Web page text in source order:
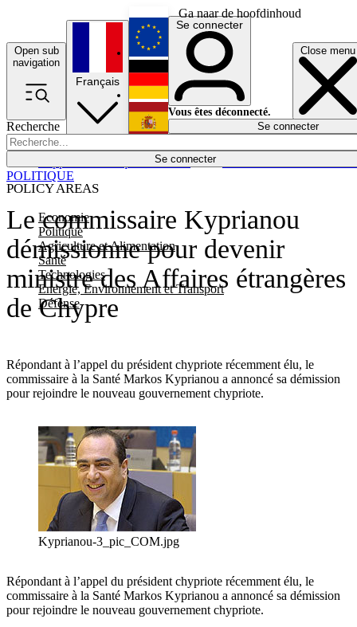
Ga naar de hoofdinhoud
Open sub
navigation
Close menu
Recherche
Se connecter
POLICY AREAS
Economie
Politique
Agriculture et Alimentation
Santé
Technologies
Energie, Environnement et Transport
Défense
Économie
Français
English
Deutsch
Español
Se connecter
Vous êtes déconnecté.
Se connecter
Le commissaire Kyprianou
démissionne pour devenir
ministre des Affaires étrangères
de Chypre
Répondant à l’appel du président chypriote récemment élu, le
commissaire à la Santé Markos Kyprianou a annoncé sa démission
pour rejoindre le nouveau gouvernement chypriote.
POLITIQUE
Kyprianou-3_pic_COM.jpg
Répondant à l’appel du président chypriote récemment élu, le
commissaire à la Santé Markos Kyprianou a annoncé sa démission
pour rejoindre le nouveau gouvernement chypriote.